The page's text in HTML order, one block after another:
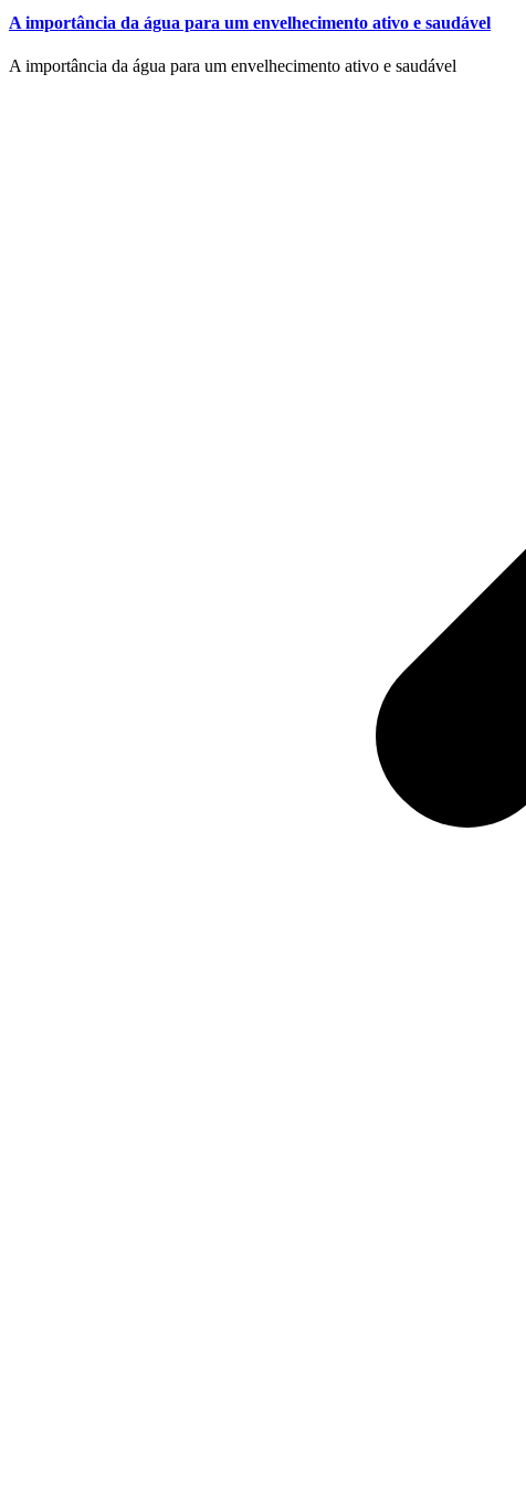
A importância da água para um envelhecimento ativo e saudável
A importância da água para um envelhecimento ativo e saudável